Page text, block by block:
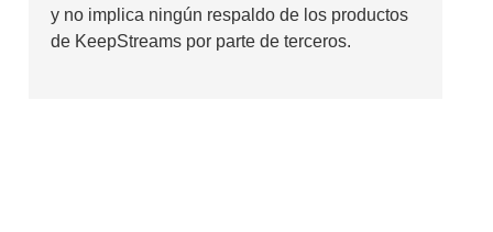
y no implica ningún respaldo de los productos
de KeepStreams por parte de terceros.